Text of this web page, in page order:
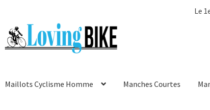
Le
Aller
à
la
Aller
au
contenu
Maillots Cyclisme Homme Manches Courtes